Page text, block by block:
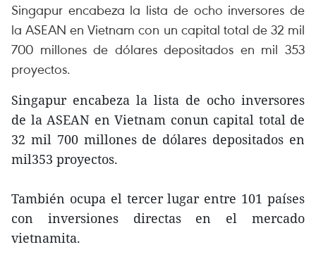
Singapur encabeza la lista de ocho inversores de
la ASEAN en Vietnam con un capital total de 32 mil
700 millones de dólares depositados en mil 353
proyectos.
Singapur encabeza la lista de ocho inversores
de la ASEAN en Vietnam conun capital total de
32 mil 700 millones de dólares depositados en
mil353 proyectos.
También ocupa el tercer lugar entre 101 países
con inversiones directas en el mercado
vietnamita.